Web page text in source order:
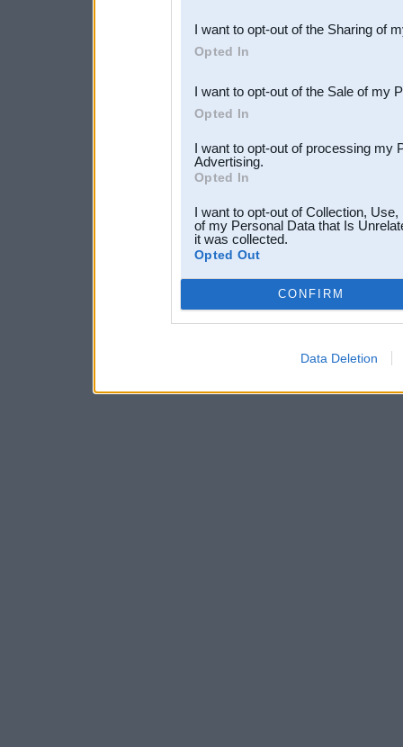
Downstream Participants
third parties.
I want to opt-out of the Sharing of
Opted In
I want to opt-out of the Sale of my
Opted In
I want to opt-out of processing my
Advertising.
Opted In
I want to opt-out of Collection,
of my Personal Data that Is
it was collected.
Opted Out
CONFIRM
Data Deletion